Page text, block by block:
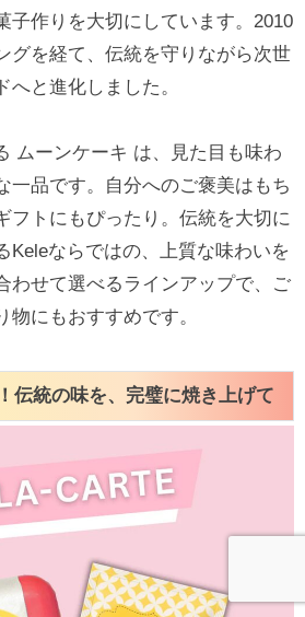
子作りを大切にしています。2010
グを経て、伝統を守りながら次世
と進化しました。
ムーンケーキ は、見た目も味わ
一品です。自分へのご褒美はもち
フトにもぴったり。伝統を大切に
Keleならではの、上質な味わいを
わせて選べるラインアップで、ご
物にもおすすめです。
伝統の味を、完璧に焼き上げて